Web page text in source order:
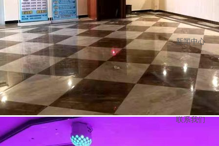
新闻中心
联系我们
梁先生
187****3668
深圳
18分钟前